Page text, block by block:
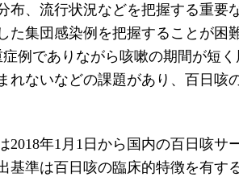
、流行状況などを把握する重要
集団感染例を把握することが困
例でありながら咳嗽の期間が短
ないなどの課題があり、百日咳
年1月1日から国内の百日咳
準は百日咳の臨床的特徴を有す